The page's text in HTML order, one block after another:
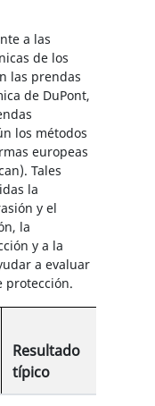
a las
de los
las prendas
de DuPont,
los métodos
europeas
Tales
la
y el
la
y a la
a evaluar
protección.
Resultado
típico